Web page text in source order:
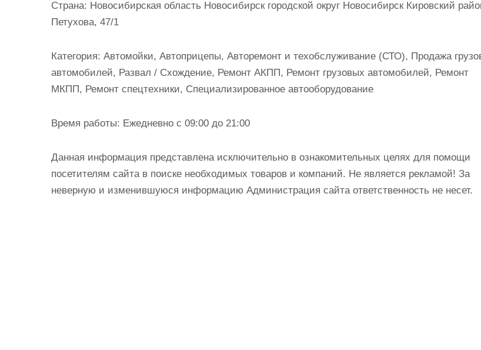
Страна: Новосибирская область Новосибирск городской округ Новосибирск Кировский
Петухова, 47/1
Категория: Автомойки, Автоприцепы, Авторемонт и техобслуживание (СТО), Продажа
автомобилей, Развал / Схождение, Ремонт АКПП, Ремонт грузовых автомобилей, Ремонт
МКПП, Ремонт спецтехники, Специализированное автооборудование
Время работы: Ежедневно с 09:00 до 21:00
Данная информация представлена исключительно в ознакомительных целях для помощи
посетителям сайта в поиске необходимых товаров и компаний. Не является рекламой! За
неверную и изменившуюся информацию Администрация сайта ответственность не несет.